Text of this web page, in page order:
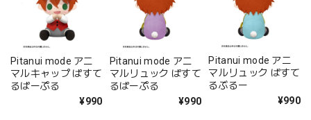
Pitanui mode アニ
マルキャップ ぱすて
るぱーぷる
¥990
Pitanui mode アニ
マルリュック ぱすて
るぱーぷる
¥990
Pitanui mode アニ
マルリュック ぱすて
るぶるー
¥990